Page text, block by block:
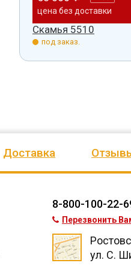
цена без доставки
Скамья 5510
под заказ.
Доставка
8-800-100-22-
Перезвонить
ул. С.